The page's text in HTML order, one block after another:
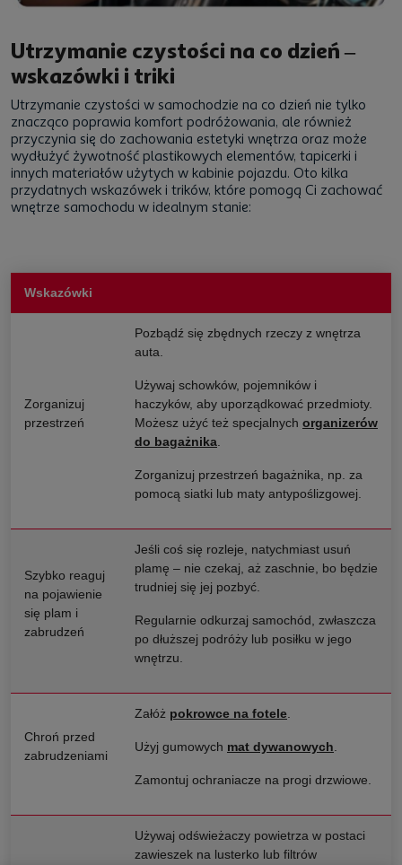
Utrzymanie czystości na co dzień –
wskazówki i triki
Utrzymanie czystości w samochodzie na co dzień nie tylko
znacząco poprawia komfort podróżowania, ale również
przyczynia się do zachowania estetyki wnętrza oraz może
wydłużyć żywotność plastikowych elementów, tapicerki i
innych materiałów użytych w kabinie pojazdu. Oto kilka
przydatnych wskazówek i trików, które pomogą Ci zachować
wnętrze samochodu w idealnym stanie:
Wskazówki
Zorganizuj
przestrzeń
Pozbądź się zbędnych rzeczy z wnętrza
auta.
Używaj schowków, pojemników i
haczyków, aby uporządkować przedmioty.
Możesz użyć też specjalnych organizerów
do bagażnika
Zorganizuj przestrzeń bagażnika, np. za
pomocą siatki lub maty antypoślizgowej.
Szybko reaguj
na pojawienie
się plam i
zabrudzeń
Jeśli coś się rozleje, natychmiast usuń
plamę – nie czekaj, aż zaschnie, bo będzie
trudniej się jej pozbyć.
Regularnie odkurzaj samochód, zwłaszcza
po dłuższej podróży lub posiłku w jego
wnętrzu.
Chroń przed
zabrudzeniami
Załóż pokrowce na fotele
Użyj gumowych mat dywanowych
Zamontuj ochraniacze na progi drzwiowe.
Używaj odświeżaczy powietrza w postaci
zawieszek na lusterko lub filtrów